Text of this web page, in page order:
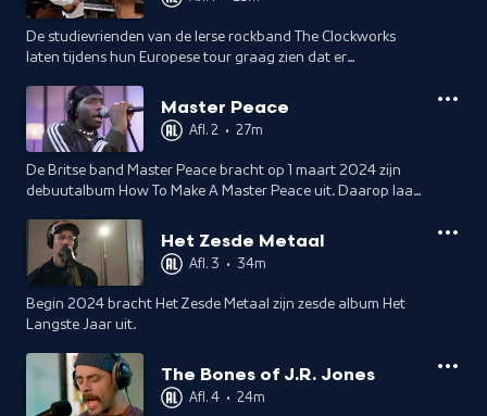
De studievrienden van de Ierse rockband The Clockworks
laten tijdens hun Europese tour graag zien dat er
Fontaines D.C. en The Murder Capital.
Master Peace
Afl. 2 • 27m
De Britse band Master Peace bracht op 1 maart 2024 zijn
debuutalbum How To Make A Master Peace uit. Daarop laat
beginjaren 2000 horen.Het Zesde Metaal
Afl. 3 • 34m
Begin 2024 bracht Het Zesde Metaal zijn zesde album Het
Langste Jaar uit.
The Bones of J.R. Jones
Afl. 4 • 24m